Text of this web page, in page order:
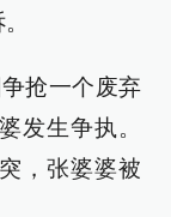
抢一个废弃
发生争执。
，张婆婆被